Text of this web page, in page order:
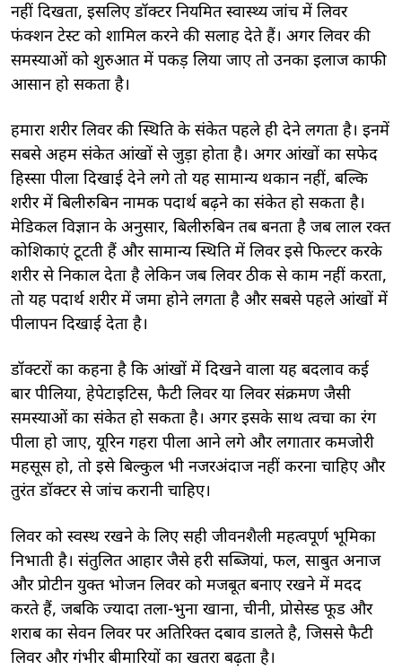
नहीं दिखता, इसलिए डॉक्टर नियमित स्वास्थ्य जांच में लिवर
फंक्शन टेस्ट को शामिल करने की सलाह देते हैं। अगर लिवर की
समस्याओं को शुरुआत में पकड़ लिया जाए तो उनका इलाज काफी
आसान हो सकता है।
हमारा शरीर लिवर की स्थिति के संकेत पहले ही देने लगता है। इनमें
सबसे अहम संकेत आंखों से जुड़ा होता है। अगर आंखों का सफेद
हिस्सा पीला दिखाई देने लगे तो यह सामान्य थकान नहीं, बल्कि
शरीर में बिलीरुबिन नामक पदार्थ बढ़ने का संकेत हो सकता है।
मेडिकल विज्ञान के अनुसार, बिलीरुबिन तब बनता है जब लाल रक्त
कोशिकाएं टूटती हैं और सामान्य स्थिति में लिवर इसे फिल्टर करके
शरीर से निकाल देता है लेकिन जब लिवर ठीक से काम नहीं करता,
तो यह पदार्थ शरीर में जमा होने लगता है और सबसे पहले आंखों में
पीलापन दिखाई देता है।
डॉक्टरों का कहना है कि आंखों में दिखने वाला यह बदलाव कई
बार पीलिया, हेपेटाइटिस, फैटी लिवर या लिवर संक्रमण जैसी
समस्याओं का संकेत हो सकता है। अगर इसके साथ त्वचा का रंग
पीला हो जाए, यूरिन गहरा पीला आने लगे और लगातार कमजोरी
महसूस हो, तो इसे बिल्कुल भी नजरअंदाज नहीं करना चाहिए और
तुरंत डॉक्टर से जांच करानी चाहिए।
लिवर को स्वस्थ रखने के लिए सही जीवनशैली महत्वपूर्ण भूमिका
निभाती है। संतुलित आहार जैसे हरी सब्जियां, फल, साबुत अनाज
और प्रोटीन युक्त भोजन लिवर को मजबूत बनाए रखने में मदद
करते हैं, जबकि ज्यादा तला-भुना खाना, चीनी, प्रोसेस्ड फूड और
शराब का सेवन लिवर पर अतिरिक्त दबाव डालते है, जिससे फैटी
लिवर और गंभीर बीमारियों का खतरा बढ़ता है।